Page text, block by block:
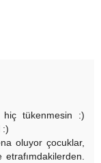
tükenmesin :)
:)
oluyor çocuklar,